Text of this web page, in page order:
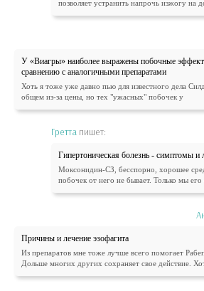
позволяет устранить напрочь изжогу на
У «Виагры» наиболее выражены побочные
сравнению с аналогичными препаратами
Хоть я тоже уже давно пью для известного дела
общем из-за цены, но тех "ужасных" побочек у
Гретта пишет:
Гипертоническая болезнь - симптомы и
Моксонидин-СЗ, бесспорно, хорошее
побочек от него не бывает. Только мы его
Причины и лечение эзофагита
Из препаратов мне тоже лучше всего помогает
Дольше многих других сохраняет свое действие.